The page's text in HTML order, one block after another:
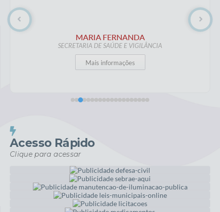
MARIA FERNANDA
SECRETARIA DE SAÚDE E VIGILÂNCIA
Mais informações
Acesso Rápido
Clique para acessar